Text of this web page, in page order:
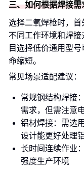
三、如何根据焊接需
选择二氧焊枪时，首
不同工作环境和焊
目选择低价通用型
命缩短。
常见场景适配建议：
常规钢结构焊接
需求，但需注意
铝材焊接：需选
设计能更好处理
长时间连续作业
强度生产环境